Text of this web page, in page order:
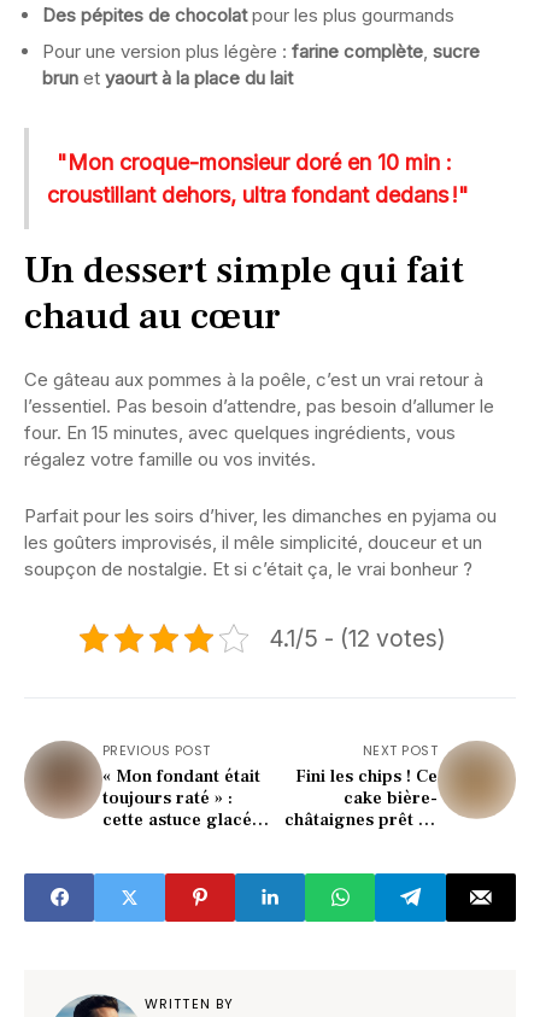
Des pépites de chocolatpour les plus gourmands
Pour une version plus légère : farine complète sucre
brun et yaourt à la place du lait
"Mon croque-monsieur doré en 10 min :
croustillant dehors, ultra fondant dedans !"
Un dessert simple qui fait
chaud au cœur
Ce gâteau aux pommes à la poêle, c’est un vrai retour à
l’essentiel. Pas besoin d’attendre, pas besoin d’allumer le
four. En 15 minutes, avec quelques ingrédients, vous
régalez votre famille ou vos invités.
Parfait pour les soirs d’hiver, les dimanches en pyjama ou
les goûters improvisés, il mêle simplicité, douceur et un
soupçon de nostalgie. Et si c’était ça, le vrai bonheur ?
4.1/5 - (12 votes)
PREVIOUS POST
« Mon fondant était
toujours raté » :
cette astuce glacée
NEXT POST
Fini les chips ! Ce
cake bière-
châtaignes prêt en
WRITTEN BY